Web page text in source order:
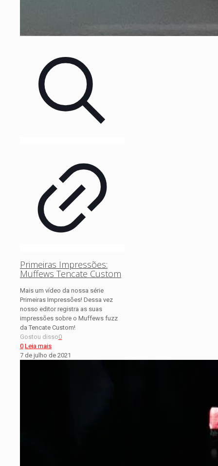
Primeiras Impressões:
Muffews Tencate Custom
Mais um vídeo da nossa série
Primeiras Impressões! Dessa vez
nosso editor registra as suas
impressões sobre o Muffews fuzz
da Tencate Custom!
Gostou disso0
0 Leia mais
7 de julho de 2021